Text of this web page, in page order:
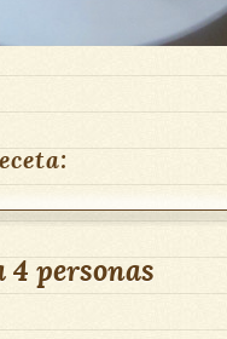
4 personas